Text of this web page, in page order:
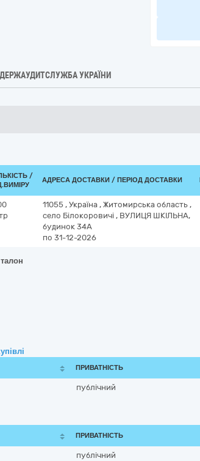
ДЕРЖАУДИТСЛУЖБА УКРАЇНИ
/
АДРЕСА ДОСТАВКИ / ПЕРІОД ДОСТАВКИ
11055 , Україна , Житомирська область ,
село Білокоровичі , ВУЛИЦЯ ШКІЛЬНА,
будинок 34А
по 31-12-2026
ПРИВАТНІСТЬ
публічний
ПРИВАТНІСТЬ
публічний